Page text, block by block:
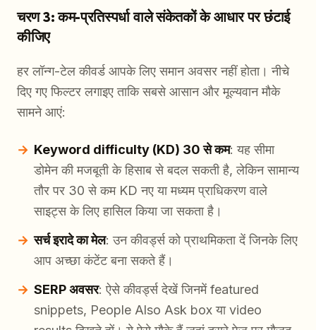
चरण 3: कम-प्रतिस्पर्धा वाले संकेतकों के आधार पर छंटाई
कीजिए
हर लॉन्ग-टेल कीवर्ड आपके लिए समान अवसर नहीं होता। नीचे
दिए गए फिल्टर लगाइए ताकि सबसे आसान और मूल्यवान मौके
सामने आएं:
Keyword difficulty (KD) 30 से कम: यह सीमा
डोमेन की मजबूती के हिसाब से बदल सकती है, लेकिन सामान्य
तौर पर 30 से कम KD नए या मध्यम प्राधिकरण वाले
साइट्स के लिए हासिल किया जा सकता है।
सर्च इरादे का मेल: उन कीवर्ड्स को प्राथमिकता दें जिनके लिए
आप अच्छा कंटेंट बना सकते हैं।
SERP अवसर: ऐसे कीवर्ड्स देखें जिनमें featured
snippets, People Also Ask box या video